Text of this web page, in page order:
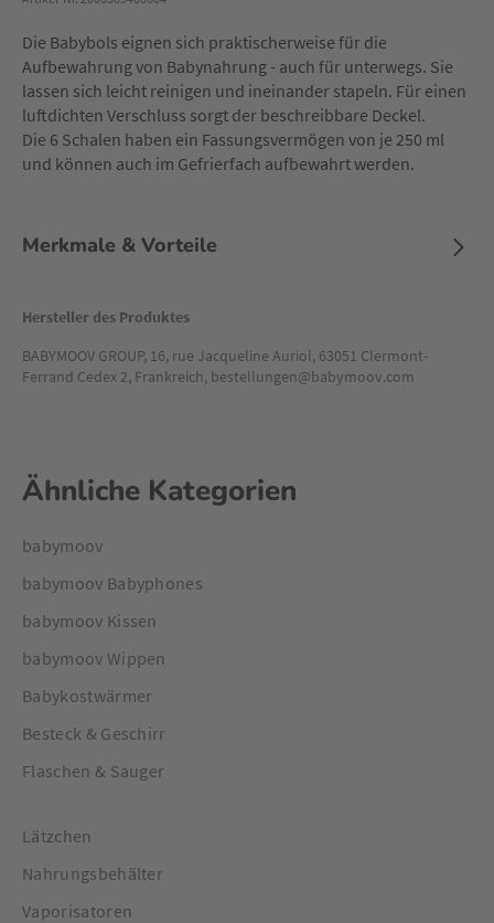
Die Babybols eignen sich praktischerweise für die
Aufbewahrung von Babynahrung - auch für unterwegs. Sie
lassen sich leicht reinigen und ineinander stapeln. Für einen
luftdichten Verschluss sorgt der beschreibbare Deckel.
Die 6 Schalen haben ein Fassungsvermögen von je 250 ml
und können auch im Gefrierfach aufbewahrt werden.
Merkmale & Vorteile
Hersteller des Produktes
BABYMOOV GROUP, 16, rue Jacqueline Auriol, 63051 Clermont-
Ferrand Cedex 2, Frankreich, bestellungen@babymoov.com
Ähnliche Kategorien
babymoov
babymoov Babyphones
babymoov Kissen
babymoov Wippen
Babykostwärmer
Besteck & Geschirr
Flaschen & Sauger
Lätzchen
Nahrungsbehälter
Vaporisatoren